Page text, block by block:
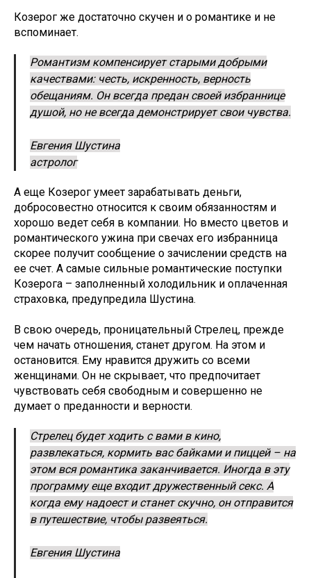
Козерог же достаточно скучен и о романтике и не
вспоминает.
Романтизм компенсирует старыми добрыми
качествами: честь, искренность, верность
обещаниям. Он всегда предан своей избраннице
душой, но не всегда демонстрирует свои чувства.
Евгения Шустина
астролог
А еще Козерог умеет зарабатывать деньги,
добросовестно относится к своим обязанностям и
хорошо ведет себя в компании. Но вместо цветов и
романтического ужина при свечах его избранница
скорее получит сообщение о зачислении средств на
ее счет. А самые сильные романтические поступки
Козерога – заполненный холодильник и оплаченная
страховка, предупредила Шустина.
В свою очередь, проницательный Стрелец, прежде
чем начать отношения, станет другом. На этом и
остановится. Ему нравится дружить со всеми
женщинами. Он не скрывает, что предпочитает
чувствовать себя свободным и совершенно не
думает о преданности и верности.
Стрелец будет ходить с вами в кино,
развлекаться, кормить вас байками и пиццей – на
этом вся романтика заканчивается. Иногда в эту
программу еще входит дружественный секс. А
когда ему надоест и станет скучно, он отправится
в путешествие, чтобы развеяться.
Евгения Шустина